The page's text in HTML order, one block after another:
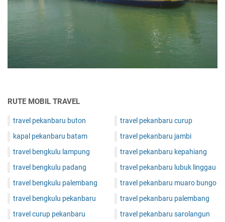
RUTE MOBIL TRAVEL
travel pekanbaru buton
kapal pekanbaru batam
travel bengkulu lampung
travel bengkulu padang
travel bengkulu palembang
travel bengkulu pekanbaru
travel curup pekanbaru
travel pekanbaru curup
travel pekanbaru jambi
travel pekanbaru kepahiang
travel pekanbaru lubuk linggau
travel pekanbaru muaro bungo
travel pekanbaru palembang
travel pekanbaru sarolangun